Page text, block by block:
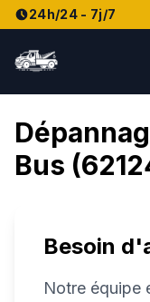
24h/24 - 7j/7
Bus (
Besoin
Notre équipe